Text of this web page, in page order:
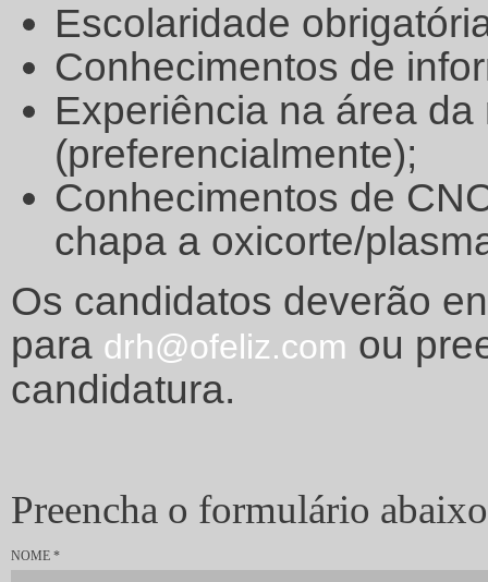
Escolaridade
Conhecimentos de
Experiência na área
(preferencialmente);
Conhecimentos de
chapa a oxicorte/
Os candidatos deverão
para drh@ofeliz.com ou
candidatura.
Preencha o formulário
NOME *